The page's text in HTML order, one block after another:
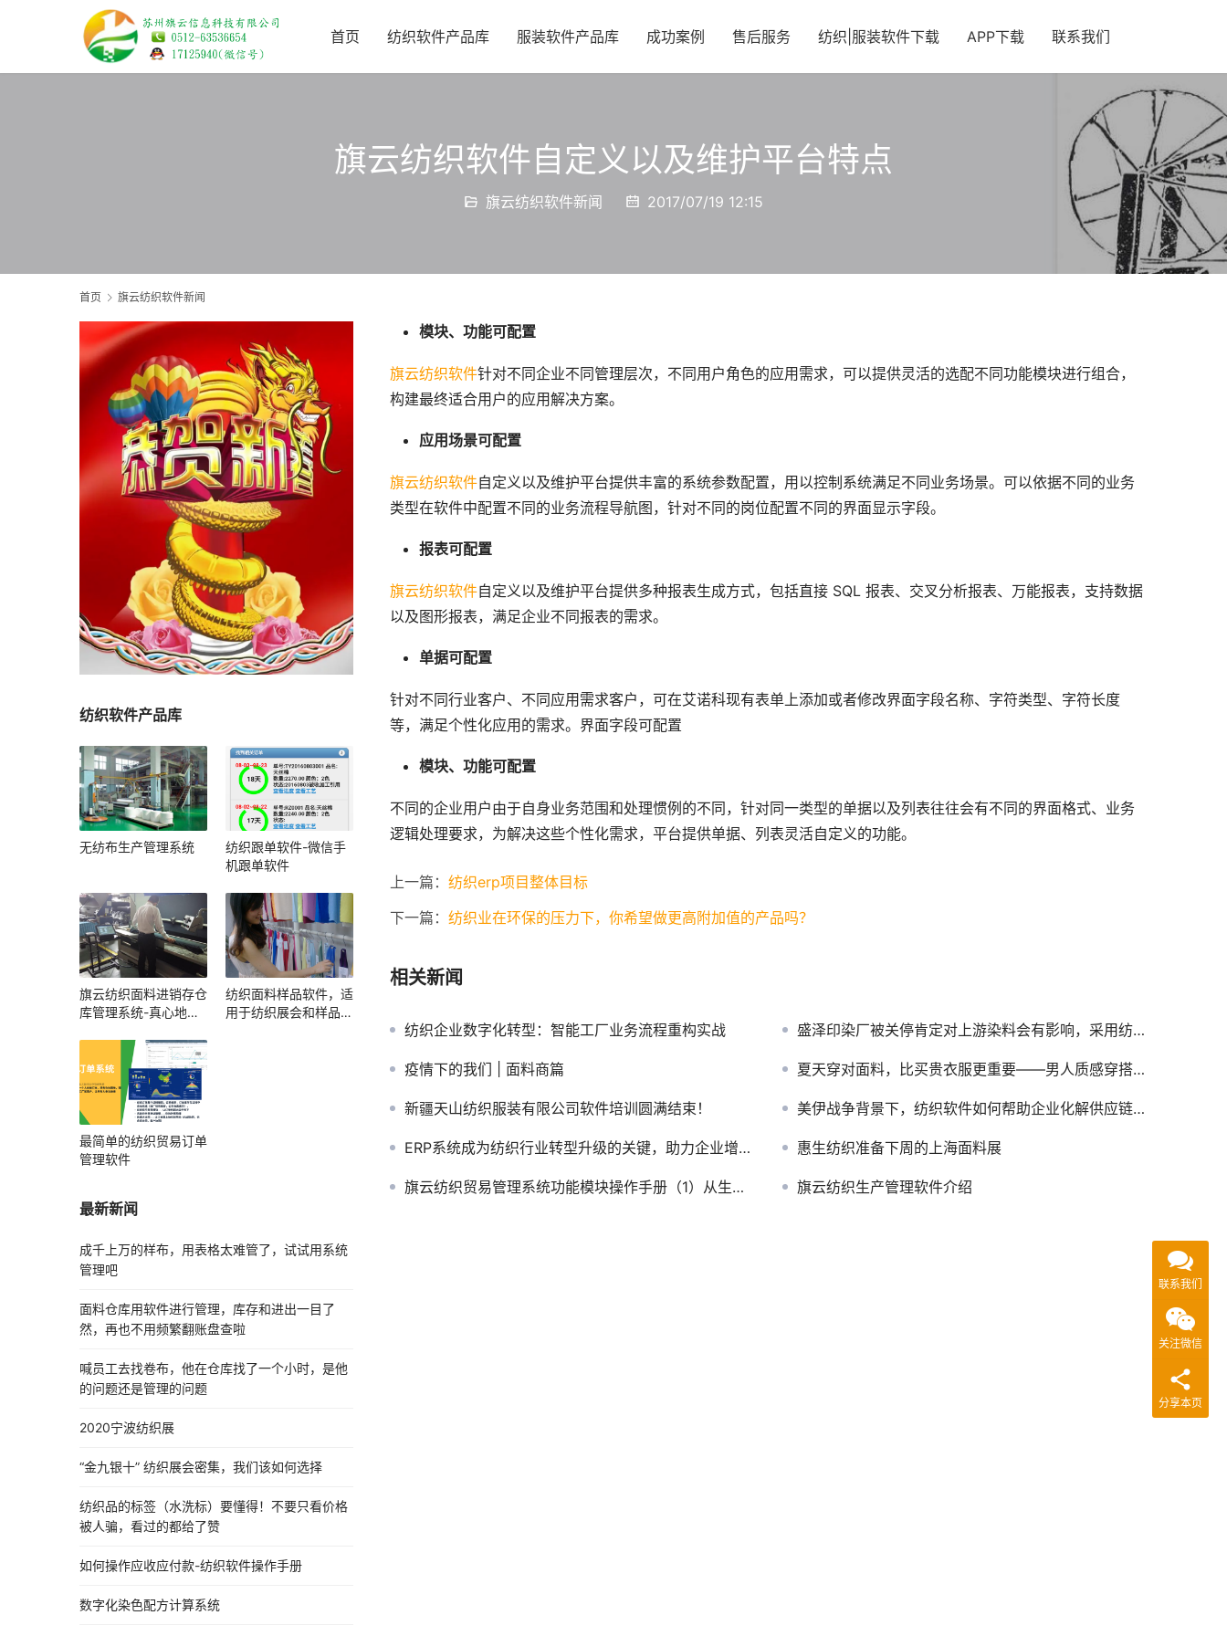
首页 纺织软件产品库 服装软件产品库 成功案例 售后服务 纺织|服装软件下载 APP下载 联系我们
旗云纺织软件自定义以及维护平台特点
旗云纺织软件新闻 2017/07/19 12:15
首页 旗云纺织软件新闻
模块、功能可配置
旗云纺织软件针对不同企业不同管理层次，不同用户角色的应用需求，可以提供灵活的选配不同功能模块进行组合，
构建最终适合用户的应用解决方案。
应用场景可配置
旗云纺织软件自定义以及维护平台提供丰富的系统参数配置，用以控制系统满足不同业务场景。可以依据不同的业务
类型在软件中配置不同的业务流程导航图，针对不同的岗位配置不同的界面显示字段。
报表可配置
旗云纺织软件自定义以及维护平台提供多种报表生成方式，包括直接 SQL 报表、交叉分析报表、万能报表，支持数据
以及图形报表，满足企业不同报表的需求。
单据可配置
针对不同行业客户、不同应用需求客户，可在艾诺科现有表单上添加或者修改界面字段名称、字符类型、字符长度
等，满足个性化应用的需求。界面字段可配置
模块、功能可配置
不同的企业用户由于自身业务范围和处理惯例的不同，针对同一类型的单据以及列表往往会有不同的界面格式、业务
逻辑处理要求，为解决这些个性化需求，平台提供单据、列表灵活自定义的功能。
上一篇： 纺织erp项目整体目标
下一篇： 纺织业在环保的压力下，你希望做更高附加值的产品吗？
相关新闻
纺织企业数字化转型：智能工厂业务流程重构实战 盛泽印染厂被关停肯定对上游染料会有影响，采用纺织软件
疫情下的我们 | 面料商篇 夏天穿对面料，比买贵衣服更重要——男人质感穿搭指南
新疆天山纺织服装有限公司软件培训圆满结束！ 美伊战争背景下，纺织软件如何帮助企业化解供应链危机？
ERP系统成为纺织行业转型升级的关键，助力企业增效提速 惠生纺织准备下周的上海面料展
旗云纺织贸易管理系统功能模块操作手册（1）从生产订单到白坯、色坯购入操作流程 旗云纺织生产管理软件介绍
纺织软件产品库
无纺布生产管理系统
纺织跟单软件-微信手
机跟单软件
旗云纺织面料进销存仓
库管理系统-真心地管
纺织面料样品软件，适
用于纺织展会和样品展
最简单的纺织贸易订单
管理软件
最新新闻
成千上万的样布，用表格太难管了，试试用系统
管理吧
面料仓库用软件进行管理，库存和进出一目了
然，再也不用频繁翻账盘查啦
喊员工去找卷布，他在仓库找了一个小时，是他
的问题还是管理的问题
2020宁波纺织展
“金九银十” 纺织展会密集，我们该如何选择
纺织品的标签（水洗标）要懂得！不要只看价格
被人骗，看过的都给了赞
如何操作应收应付款-纺织软件操作手册
数字化染色配方计算系统
联系我们
关注微信
分享本页